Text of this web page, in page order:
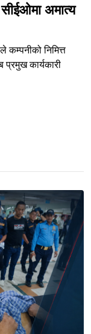
सीईओमा अमात्य
कम्पनीको निमित्त
प्रमुख कार्यकारी